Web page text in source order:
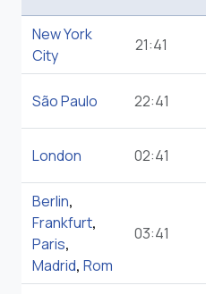
New York
City
21:41
São Paulo 22:41
London 02:41
Berlin,
Frankfurt,
Paris,
Madrid, Rom
03:41